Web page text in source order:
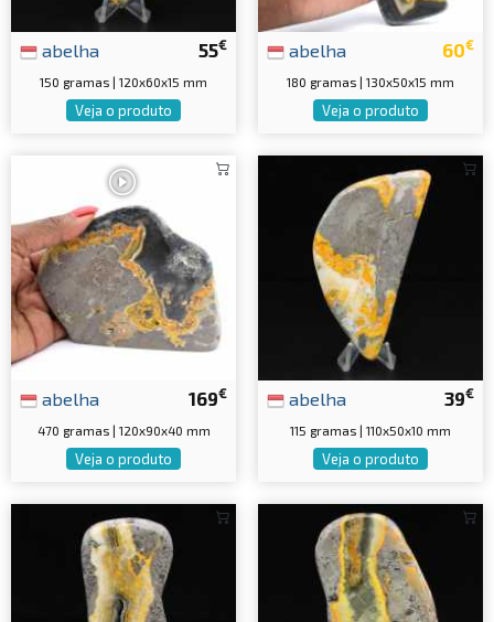
55€
abelha
150 gramas | 120x60x15 mm
Veja o produto
60€
abelha
180 gramas | 130x50x15 mm
Veja o produto
169€
abelha
470 gramas | 120x90x40 mm
Veja o produto
39€
abelha
115 gramas | 110x50x10 mm
Veja o produto